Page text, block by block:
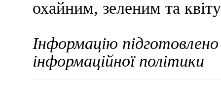
охайним, зеленим та
Інформацію
інформаційної політики